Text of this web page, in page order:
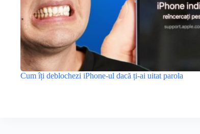
Cum îți deblochezi iPhone-ul dacă ți-ai uitat parola